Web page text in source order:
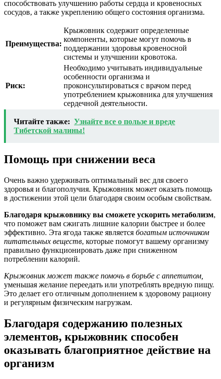
способствовать улучшению работы сердца и кровеносных
сосудов, а также укреплению общего состояния организма.
Преимущества:
Крыжовник содержит определенные
компоненты, которые могут помочь в
поддержании здоровья кровеносной
системы и улучшении кровотока.
Риск:
Необходимо учитывать индивидуальные
особенности организма и
проконсультироваться с врачом перед
употреблением крыжовника для улучшения
сердечной деятельности.
Читайте также: Узнайте все о пользе и вреде
Тибетской малины!
Помощь при снижении веса
Очень важно удерживать оптимальный вес для своего
здоровья и благополучия. Крыжовник может оказать помощь
в достижении этой цели благодаря своим особым свойствам.
Благодаря крыжовнику вы сможете ускорить метаболизм,
что поможет вам сжигать лишние калории быстрее и более
эффективно. Эта ягода также является богатым источником
питательных веществ, которые помогут вашему организму
правильно функционировать даже при сниженном
потреблении калорий.
Крыжовник может также помочь в борьбе с аппетитом,
уменьшая желание переедать или употреблять вредную пищу.
Это делает его отличным дополнением к здоровому рациону
и регулярным физическим нагрузкам.
Благодаря содержанию полезных
элементов, крыжовник способен
оказывать благоприятное действие на
организм